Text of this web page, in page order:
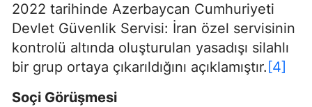
2022 tarihinde Azerbaycan Cumhuriyeti
Devlet Güvenlik Servisi: İran özel servisinin
kontrolü altında oluşturulan yasadışı silahlı
bir grup ortaya çıkarıldığını açıklamıştır. [4]
Soçi Görüşmesi